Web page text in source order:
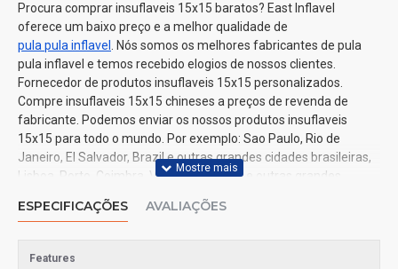
Procura comprar insuflaveis 15x15 baratos? East Inflavel
oferece um baixo preço e a melhor qualidade de
pula pula inflavel
. Nós somos os melhores fabricantes de pula
pula inflavel e temos recebido elogios de nossos clientes.
Fornecedor de produtos insuflaveis 15x15 personalizados.
Compre insuflaveis 15x15 chineses a preços de revenda de
fabricante. Podemos enviar os nossos produtos insuflaveis
15x15 para todo o mundo. Por exemplo: Sao Paulo, Rio de
Janeiro, El Salvador, Brazil e outras grandes cidades brasileiras,
Lisboa, Porto, Coimbra, Viana do Castelo e outras grandes
ESPECIFICAÇÕES AVALIAÇÕES
Features